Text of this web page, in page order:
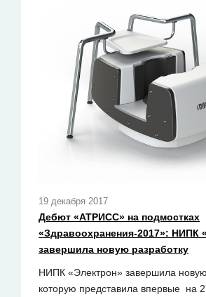
19 декабря 2017
Дебют «АТРИСС» на подмостках
«Здравоохранения-2017»: НИПК
завершила новую разработку
НИПК «Электрон» завершила новую
которую представила впервые на